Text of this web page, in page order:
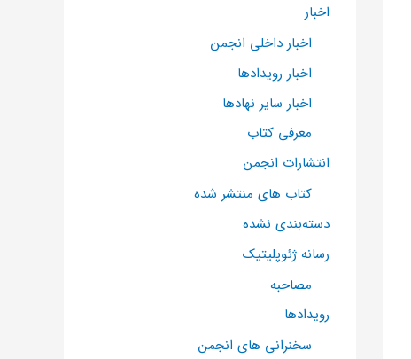
اخبار
اخبار داخلی انجمن
اخبار رویدادها
اخبار سایر نهادها
معرفی کتاب
انتشارات انجمن
کتاب های منتشر شده
دسته‌بندی نشده
رسانه ژئوپلیتیک
مصاحبه
رویدادها
سخنرانی های انجمن